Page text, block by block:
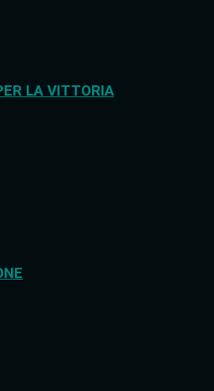
LA VITTORIA